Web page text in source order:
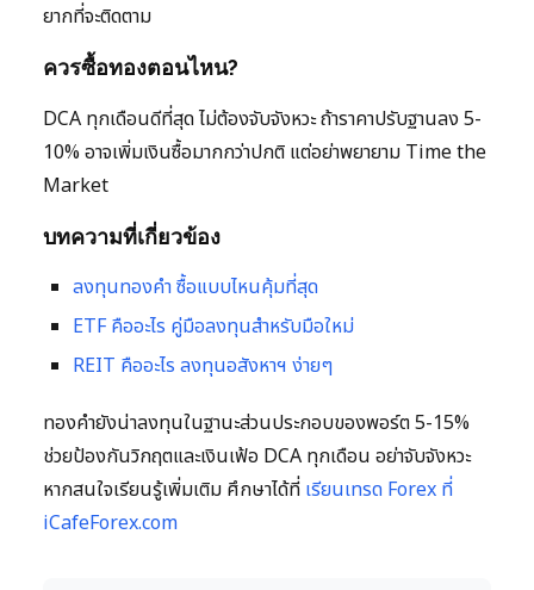
ยากที่จะติดตาม
ควรซื้อทองตอนไหน?
DCA ทุกเดือนดีที่สุด ไม่ต้องจับจังหวะ ถ้าราคาปรับฐานลง 5-
10% อาจเพิ่มเงินซื้อมากกว่าปกติ แต่อย่าพยายาม Time the
Market
บทความที่เกี่ยวข้อง
ลงทุนทองคำ ซื้อแบบไหนคุ้มที่สุด
ETF คืออะไร คู่มือลงทุนสำหรับมือใหม่
REIT คืออะไร ลงทุนอสังหาฯ ง่ายๆ
ทองคำยังน่าลงทุนในฐานะส่วนประกอบของพอร์ต 5-15%
ช่วยป้องกันวิกฤตและเงินเฟ้อ DCA ทุกเดือน อย่าจับจังหวะ
หากสนใจเรียนรู้เพิ่มเติม ศึกษาได้ที่ เรียนเทรด Forex ที่
iCafeForex.com